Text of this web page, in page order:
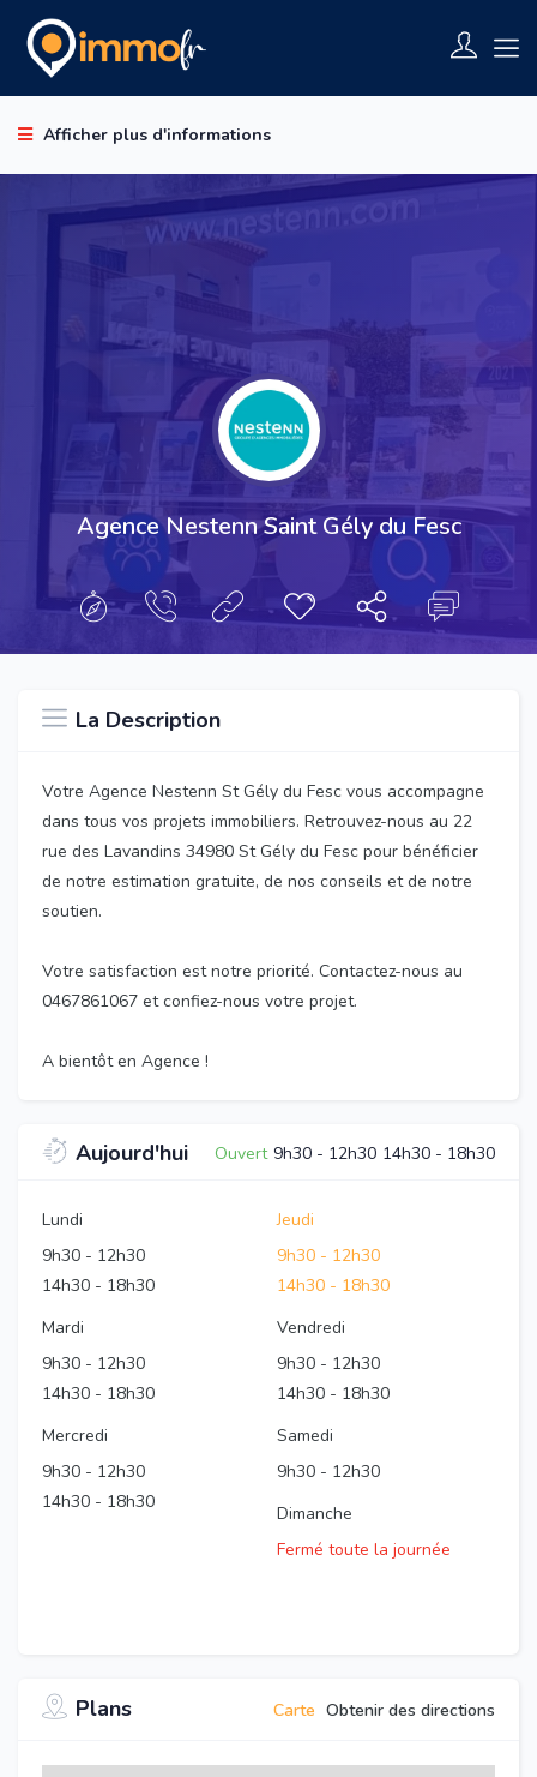
Afficher plus d'informations
Agence Nestenn Saint Gély du Fesc
La Description
Votre Agence Nestenn St Gély du Fesc vous accompagne
dans tous vos projets immobiliers. Retrouvez-nous au 22
rue des Lavandins 34980 St Gély du Fesc pour bénéficier
de notre estimation gratuite, de nos conseils et de notre
soutien.
Votre satisfaction est notre priorité. Contactez-nous au
0467861067 et confiez-nous votre projet.
A bientôt en Agence !
Aujourd'hui Ouvert 9h30 - 12h30 14h30 - 18h30
Lundi
9h30 - 12h30
14h30 - 18h30
Mardi
9h30 - 12h30
14h30 - 18h30
Mercredi
9h30 - 12h30
14h30 - 18h30
Jeudi
9h30 - 12h30
14h30 - 18h30
Vendredi
9h30 - 12h30
14h30 - 18h30
Samedi
9h30 - 12h30
Dimanche
Fermé toute la journée
Plans Carte Obtenir des directions